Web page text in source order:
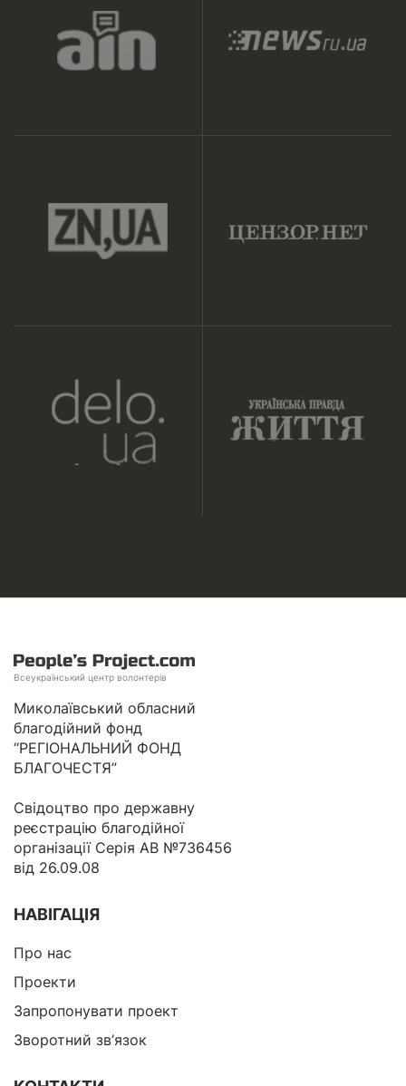
Всеукраїнський центр волонтерів
Миколаївський обласний
благодійний фонд
“РЕГІОНАЛЬНИЙ ФОНД
БЛАГОЧЕСТЯ”
Свідоцтво про державну
реєстрацію благодійної
організації Серія АВ №736456
від 26.09.08
НАВІГАЦІЯ
Про нас
Проекти
Запропонувати проект
Зворотний зв’язок